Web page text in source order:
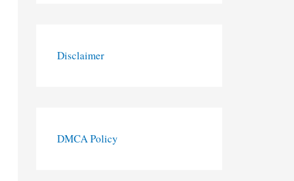
Disclaimer
DMCA Policy